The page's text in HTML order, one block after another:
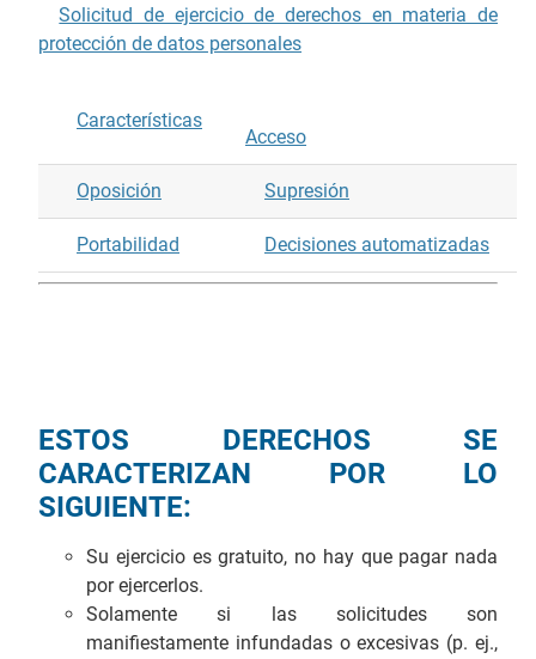
Solicitud de ejercicio de derechos en materia de
protección de datos personales
Características
Acceso
Oposición Supresión
Portabilidad Decisiones automatizadas
ESTOS DERECHOS SE
CARACTERIZAN POR LO
SIGUIENTE:
Su ejercicio es gratuito, no hay que pagar nada
por ejercerlos.
Solamente si las solicitudes son
manifiestamente infundadas o excesivas (p. ej.,